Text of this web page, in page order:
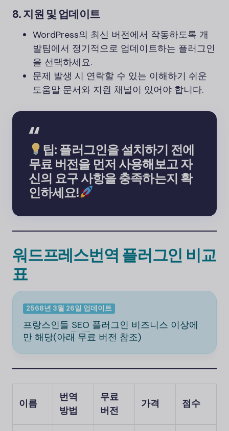
8.지원 및 업데이트
WordPress의 최신 버전에서 작동하도록 개
발팀에서 정기적으로 업데이트하는 플러그인
을 선택하세요.
문제 발생 시 연락할 수 있는 이해하기 쉬운
도움말 문서와 지원 채널이 있어야 합니다.
팁: 플러그인을 설치하기 전에
무료 버전을 먼저 사용해보고 자
신의 요구 사항을 충족하는지 확
인하세요!
워드프레스번역 플러그인 비교
표
2568년 3월 26일 업데이트
프랑스인들 SEO 플러그인 비즈니스 이상에
만 해당(아래 무료 버전 참조)
이름
번역
방법
무료
버전
가격 점수